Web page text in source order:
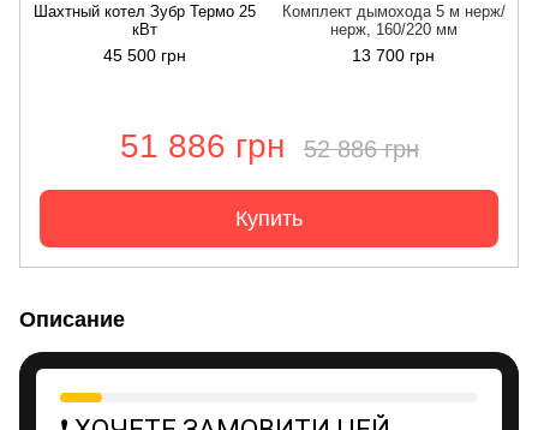
Шахтный котел Зубр Термо 25
кВт
45 500 грн
Комплект дымохода 5 м нерж/
нерж, 160/220 мм
13 700 грн
51 886 грн 52 886 грн
Купить
Описание